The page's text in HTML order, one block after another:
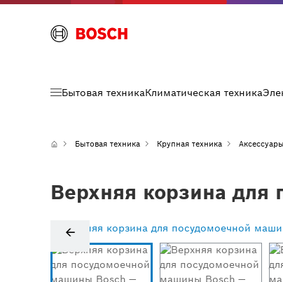
Бытовая техникаКлиматическая техника
Бытовая техника Крупная техника
Верхняя корзина